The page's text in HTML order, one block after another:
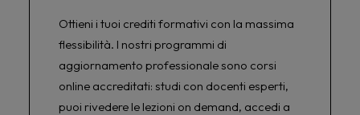
Ottieni i tuoi crediti formativi con la massima
flessibilità. I nostri programmi di
aggiornamento professionale sono corsi
online accreditati: studi con docenti esperti,
puoi rivedere le lezioni on demand, accedi a